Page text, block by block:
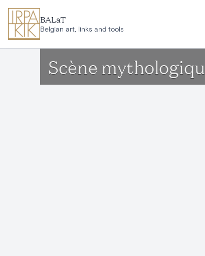
BALaT
Belgian art, links and tools
Scène